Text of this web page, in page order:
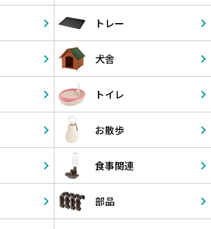
トレー
犬舎
トイレ
お散歩
食事関連
部品